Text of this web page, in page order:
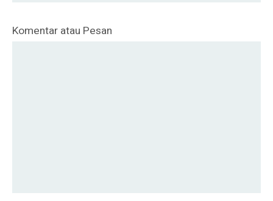
Komentar atau Pesan